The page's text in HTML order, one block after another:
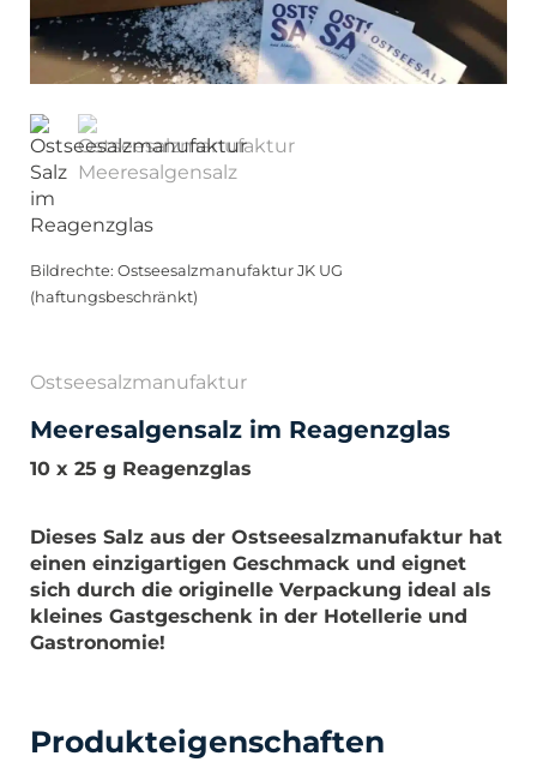
Bildrechte: Ostseesalzmanufaktur JK UG
(haftungsbeschränkt)
Ostseesalzmanufaktur
Meeresalgensalz im Reagenzglas
10 x 25 g Reagenzglas
Dieses Salz aus der Ostseesalzmanufaktur hat
einen einzigartigen Geschmack und eignet
sich durch die originelle Verpackung ideal als
kleines Gastgeschenk in der Hotellerie und
Gastronomie!
Produkteigenschaften